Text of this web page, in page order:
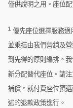
僅供說明之用。座位
1 優先座位選擇服務適
並乘搭由我們營銷及
到先得的原則編排。
新分配替代座位。請
補償。就付費座位預
述的退款政策進行。